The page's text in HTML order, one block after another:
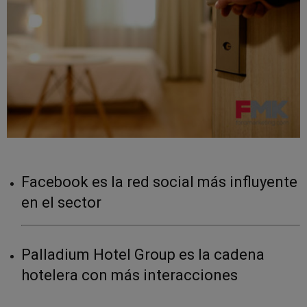
Facebook es la red social más influyente
en el sector
Palladium Hotel Group es la cadena
hotelera con más interacciones